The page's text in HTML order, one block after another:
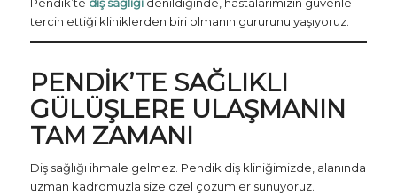
Pendik’te diş sağlığıdenildiğinde, hastalarımızın güvenle
tercih ettiği kliniklerden biri olmanın gururunu yaşıyoruz.
PENDIK’TE SAĞLIKLI
GÜLÜŞLERE ULAŞMANIN
TAM ZAMANI
Diş sağlığı ihmale gelmez. Pendik diş kliniğimizde, alanında
uzman kadromuzla size özel çözümler sunuyoruz.